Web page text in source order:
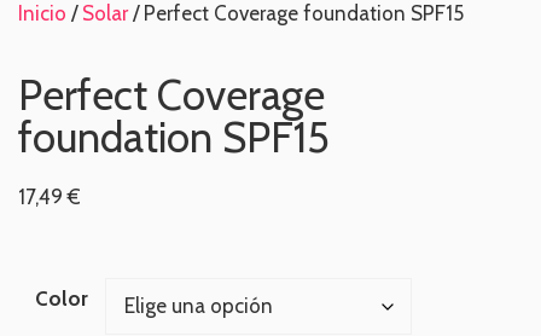
Inicio / Solar/ Perfect Coverage foundation SPF15
Perfect Coverage
foundation SPF15
17,49€
Color